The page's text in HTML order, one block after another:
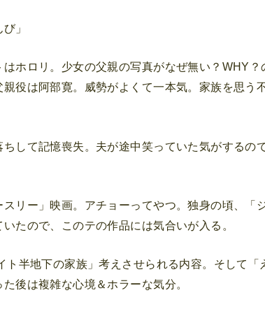
」
ホロリ。少女の父親の写真がなぜ無い？WHY？
役は阿部寛。威勢がよくて一本気。家族を思う
して記憶喪失。夫が途中笑っていた気がするの
リー」映画。アチョーってやつ。独身の頃、「
たので、このテの作品には気合いが入る。
半地下の家族」考えさせられる内容。そして「
後は複雑な心境＆ホラーな気分。